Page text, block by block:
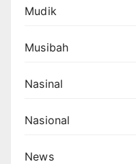
Mudik
Musibah
Nasinal
Nasional
News